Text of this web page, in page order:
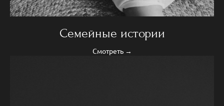
Семейные истории
Смотреть →